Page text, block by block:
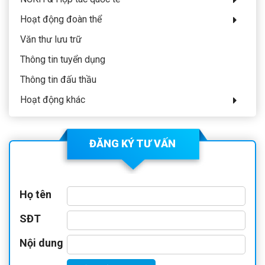
nội dung thi lý thuyết và thực
ngành đoàn thể ngành Y tế: Đc
tịch công đoàn ngành y tế Việt
Nam, Đc Nguyễn Thị Minh Tâm
– Tổng thư kí hội điều dưỡng
Hồng Nhung – Phòng điều
đồng nghiệp đến từ bệnh viện
Hữu Nghị Việt Đức, BV Da Liễu
Hoạt động đoàn thể
Văn thư lưu trữ
Thông tin tuyển dụng
Thông tin đấu thầu
Hoạt động khác
ĐĂNG KÝ TƯ VẤN
Họ tên
SĐT
Nội dung